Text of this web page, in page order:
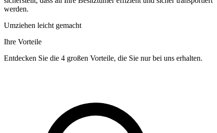
werden.
Umziehen leicht gemacht
Ihre Vorteile
Entdecken Sie die 4 großen Vorteile, die Sie nur bei uns erhalten.